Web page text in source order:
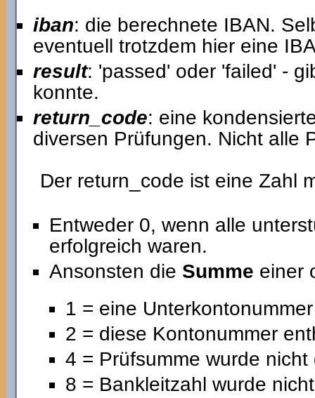
iban: die berechnete IBAN.
eventuell trotzdem hier eine
result: 'passed' oder 'failed' -
konnte.
return_code: eine
diversen Prüfungen. Nicht alle
Der return_code ist eine Zahl
Entweder 0, wenn alle
erfolgreich waren.
Ansonsten die Summe einer
1 = eine
2 = diese Kontonummer
4 = Prüfsumme wurde nicht
8 = Bankleitzahl wurde